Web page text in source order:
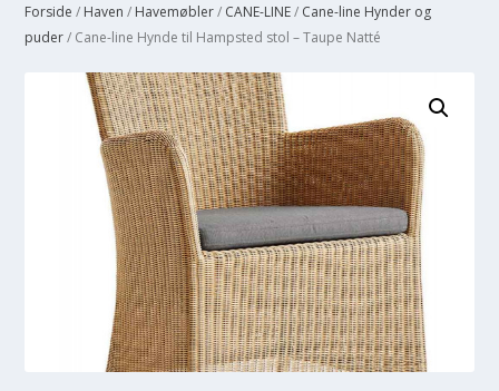
Forside / Haven / Havemøbler/ CANE-LINE/ Cane-line Hynder og
puder/ Cane-line Hynde til Hampsted stol – Taupe Natté